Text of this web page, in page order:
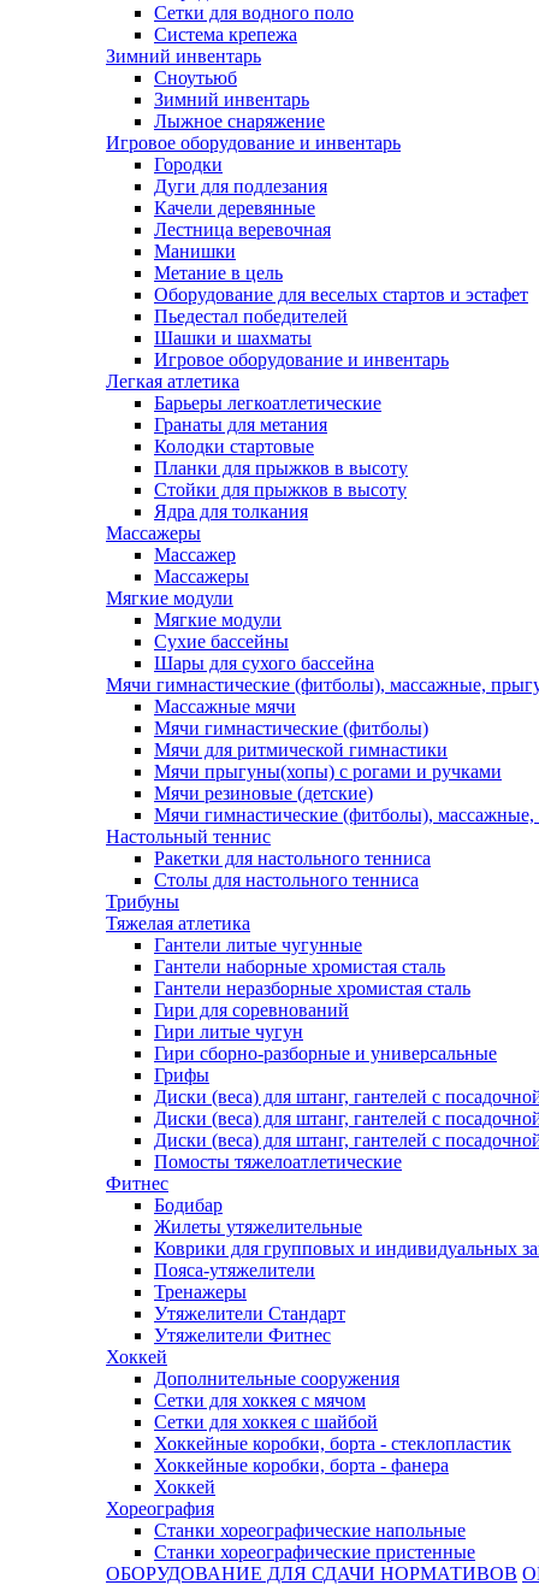
Сетки для водного поло
Система крепежа
Зимний инвентарь
Сноутьюб
Зимний инвентарь
Лыжное снаряжение
Игровое оборудование и инвентарь
Городки
Дуги для подлезания
Качели деревянные
Лестница веревочная
Манишки
Метание в цель
Оборудование для веселых стартов и эстафет
Пьедестал победителей
Шашки и шахматы
Игровое оборудование и инвентарь
Легкая атлетика
Барьеры легкоатлетические
Гранаты для метания
Колодки стартовые
Планки для прыжков в высоту
Стойки для прыжков в высоту
Ядра для толкания
Массажеры
Массажер
Массажеры
Мягкие модули
Мягкие модули
Сухие бассейны
Шары для сухого бассейна
Мячи гимнастические (фитболы), массажные,
Массажные мячи
Мячи гимнастические (фитболы)
Мячи для ритмической гимнастики
Мячи прыгуны(хопы) с рогами и ручками
Мячи резиновые (детские)
Мячи гимнастические (фитболы),
Настольный теннис
Ракетки для настольного тенниса
Столы для настольного тенниса
Трибуны
Тяжелая атлетика
Гантели литые чугунные
Гантели наборные хромистая сталь
Гантели неразборные хромистая сталь
Гири для соревнований
Гири литые чугун
Гири сборно-разборные и универсальные
Грифы
Диски (веса) для штанг, гантелей с
Диски (веса) для штанг, гантелей с
Диски (веса) для штанг, гантелей с
Помосты тяжелоатлетические
Фитнес
Бодибар
Жилеты утяжелительные
Коврики для групповых и индивидуальных
Пояса-утяжелители
Тренажеры
Утяжелители Стандарт
Утяжелители Фитнес
Хоккей
Дополнительные сооружения
Сетки для хоккея с мячом
Сетки для хоккея с шайбой
Хоккейные коробки, борта - стеклопластик
Хоккейные коробки, борта - фанера
Хоккей
Хореография
Станки хореографические напольные
Станки хореографические пристенные
ОБОРУДОВАНИЕ ДЛЯ СДАЧИ НОРМАТИВОВ